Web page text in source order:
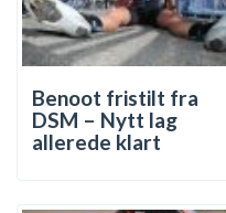
Benoot fristilt fra
DSM – Nytt lag
allerede klart